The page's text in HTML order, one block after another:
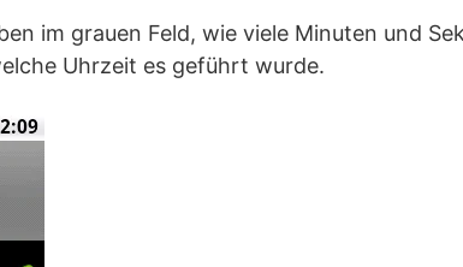
im grauen Feld, wie viele Minuten und
Uhrzeit es geführt wurde.